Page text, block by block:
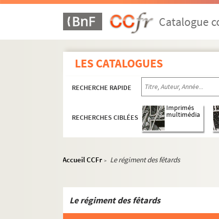
Catalogue
LES CATALOGUES
RECHERCHE RAPIDE
RECHERCHES CIBLÉES
Imprimés
multimédia
Accueil CCFr > Le régiment des fêtards
Le régiment des fêtards
ORG C.19/3. Partitions de Solar,
ORG C.19/3. Partitions de Soler,
ORG C.19/3. Partitions de Soulaire
ORG C.19/3. Partitions de Soulaire,
ORG C.19/3. Partitions de Sourilas,
ORG C.19/3. Partitions de Spencer
ORG C.19/3. Partitions de Spencer,
ORG C.19/3. Partitions de Stallman,
ORG C.19/3. Partitions de Sterny
ORG C.19/3. Partitions de Strauss,